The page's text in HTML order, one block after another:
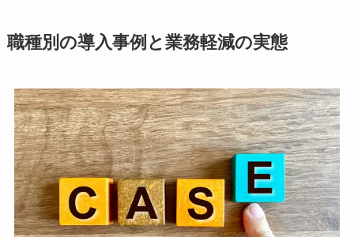
職種別の導入事例と業務軽減の実態